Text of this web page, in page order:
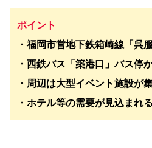
ポイント
・福岡市営地下鉄箱崎線「呉
・西鉄バス「築港口」バス停
・周辺は大型イベント施設が
・ホテル等の需要が見込まれ